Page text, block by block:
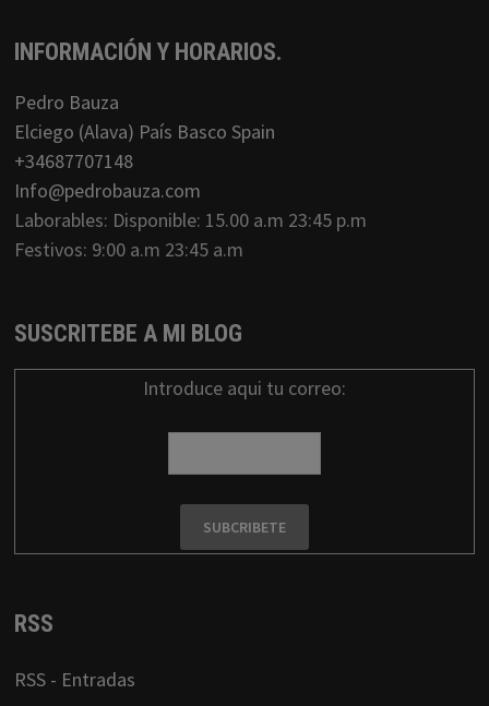
INFORMACIÓN Y HORARIOS.
Pedro Bauza
Elciego (Alava) País Basco Spain
+34687707148
Info@pedrobauza.com
Laborables: Disponible: 15.00 a.m 23:45 p.m
Festivos: 9:00 a.m 23:45 a.m
SUSCRITEBE A MI BLOG
Introduce aqui tu correo:
RSS
RSS - Entradas